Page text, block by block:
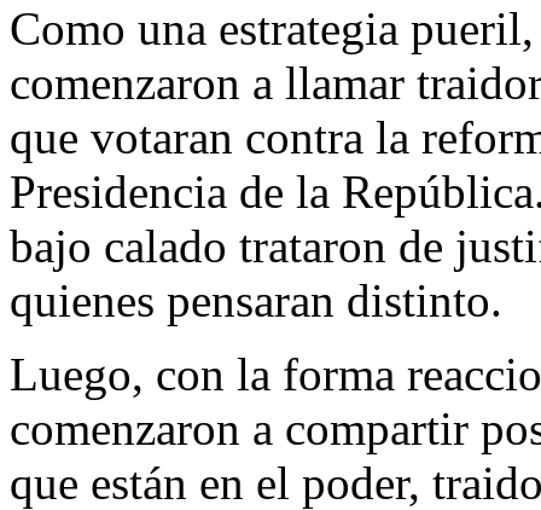
Como una estrategia
comenzaron a llamar
que votaran contra la
Presidencia de la
bajo calado trataron de
quienes pensaran distinto.
Luego, con la forma
comenzaron a compartir
que están en el poder,